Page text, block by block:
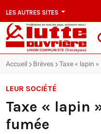
LES AUTRES SITES
Accueil Brèves Taxe « lapin
LEUR SOCIÉTÉ
Taxe « lapin
fumée